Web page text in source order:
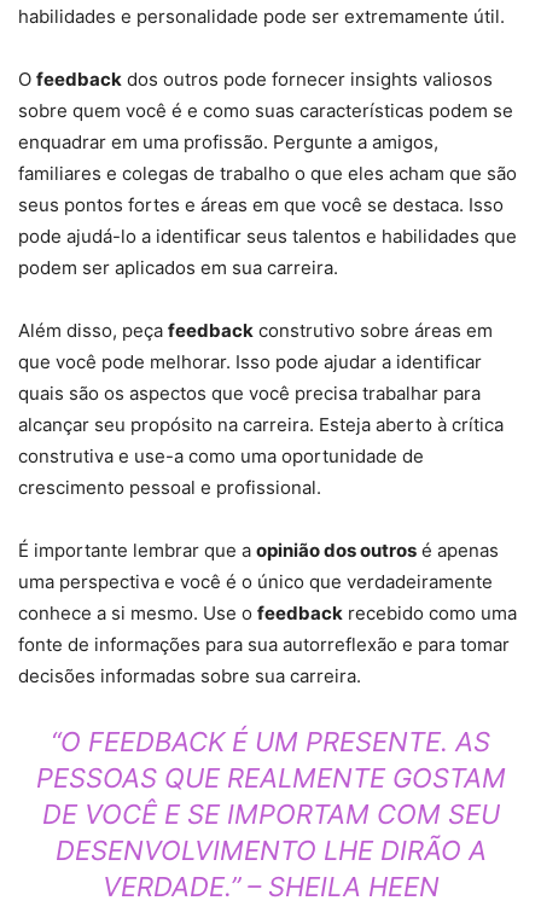
habilidades e personalidade pode ser extremamente útil.
O feedback dos outros pode fornecer insights valiosos
sobre quem você é e como suas características podem se
enquadrar em uma profissão. Pergunte a amigos,
familiares e colegas de trabalho o que eles acham que são
seus pontos fortes e áreas em que você se destaca. Isso
pode ajudá-lo a identificar seus talentos e habilidades que
podem ser aplicados em sua carreira.
Além disso, peça feedback construtivo sobre áreas em
que você pode melhorar. Isso pode ajudar a identificar
quais são os aspectos que você precisa trabalhar para
alcançar seu propósito na carreira. Esteja aberto à crítica
construtiva e use-a como uma oportunidade de
crescimento pessoal e profissional.
É importante lembrar que a opinião dos outros é apenas
uma perspectiva e você é o único que verdadeiramente
conhece a si mesmo. Use o feedback recebido como uma
fonte de informações para sua autorreflexão e para tomar
decisões informadas sobre sua carreira.
“O FEEDBACK É UM PRESENTE. AS
PESSOAS QUE REALMENTE GOSTAM
DE VOCÊ E SE IMPORTAM COM SEU
DESENVOLVIMENTO LHE DIRÃO A
VERDADE.” – SHEILA HEEN